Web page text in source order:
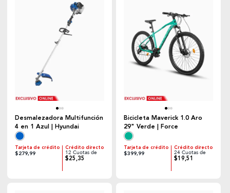
Desmalezadora Multifunción
4 en 1 Azul | Hyundai
Tarjeta de crédito
$279,99
Crédito directo
12 Cuotas de
$25,35
Bicicleta Maverick 1.0 Aro
29" Verde | Force
Tarjeta de crédito
$399,99
Crédito directo
24 Cuotas de
$19,51